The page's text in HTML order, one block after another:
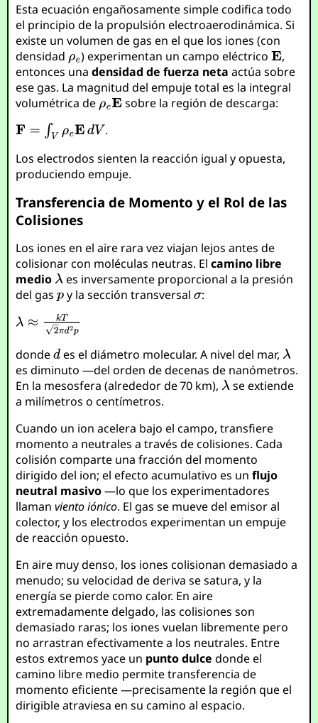
Esta ecuación engañosamente simple codifica todo
el principio de la propulsión electroaerodinámica. Si
existe un volumen de gas en el que los iones (con
densidad
) experimentan un campo eléctrico
,
entonces unadensidad de fuerza neta actúa sobre
ese gas. La magnitud del empuje total es la integral
volumétrica de
sobre la región de descarga:
.
Los electrodos sienten la reacción igual y opuesta,
produciendo empuje.
Transferencia de Momento y el Rol de las
Colisiones
Los iones en el aire rara vez viajan lejos antes de
colisionar con moléculas neutras. Elcamino libre
medio
es inversamente proporcional a la presión
del gas
y la sección transversal :
donde
es el diámetro molecular. A nivel del mar,
es diminuto —del orden de decenas de nanómetros.
En la mesosfera (alrededor de 70 km),
se extiende
a milímetros o centímetros.
Cuando un ion acelera bajo el campo, transfiere
momento a neutrales a través de colisiones. Cada
colisión comparte una fracción del momento
dirigido del ion; el efecto acumulativo es unflujo
neutral masivo—lo que los experimentadores
llamanviento iónico. El gas se mueve del emisor al
colector, y los electrodos experimentan un empuje
de reacción opuesto.
En aire muy denso, los iones colisionan demasiado a
menudo; su velocidad de deriva se satura, y la
energía se pierde como calor. En aire
extremadamente delgado, las colisiones son
demasiado raras; los iones vuelan libremente pero
no arrastran efectivamente a los neutrales. Entre
estos extremos yace un punto dulce donde el
camino libre medio permite transferencia de
momento eficiente —precisamente la región que el
dirigible atraviesa en su camino al espacio.